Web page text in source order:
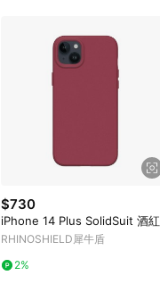
$730
iPhone 14 Plus SolidSuit 酒紅
RHINOSHIELD犀牛盾
2%